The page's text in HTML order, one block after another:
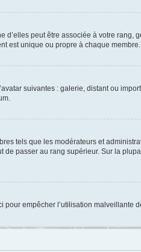
d’elles peut être associée à votre
est unique ou propre à chaque membre.
suivantes : galerie, distant ou
tels que les modérateurs et
passer au rang supérieur. Sur la
empêcher l’utilisation malveillante